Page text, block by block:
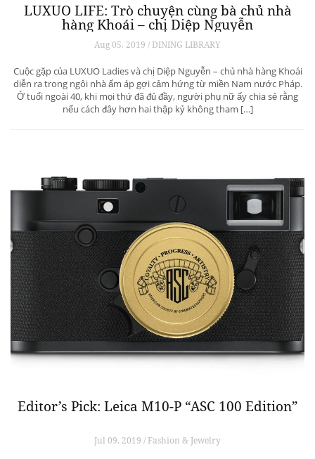
LUXUO LIFE: Trò chuyện cùng bà chủ nhà
hàng Khoái – chị Diệp Nguyễn
Aug 05, 2019 / DINING LIBRARY
Cuộc gặp của LUXUO Ladies và chị Diệp Nguyễn – chủ nhà hàng Khoái
diễn ra trong ngôi nhà ấm áp gợi cảm hứng từ miền Nam nước Pháp.
Ở tuổi ngoài 40, khi mọi thứ đã đủ đầy, người phụ nữ ấy chia sẻ rằng
nếu cách đây hơn hai thập kỷ không tham […]
Editor’s Pick: Leica M10-P “ASC 100 Edition”
Jul 09, 2019 / Fashion & Jewelry